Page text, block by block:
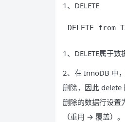
1、DELETE
DELETE from
1、DELETE属于
2、在 InnoDB 中
删除，因此 delete
删除的数据行设置
（重用 → 覆盖）。